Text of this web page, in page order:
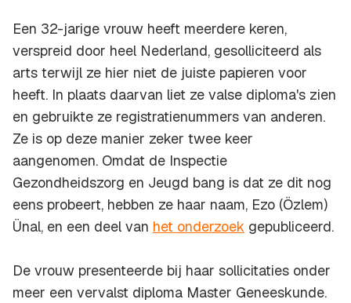
Een 32-jarige vrouw heeft meerdere keren,
verspreid door heel Nederland, gesolliciteerd als
arts terwijl ze hier niet de juiste papieren voor
heeft. In plaats daarvan liet ze valse diploma's zien
en gebruikte ze registratienummers van anderen.
Ze is op deze manier zeker twee keer
aangenomen. Omdat de Inspectie
Gezondheidszorg en Jeugd bang is dat ze dit nog
eens probeert, hebben ze haar naam, Ezo (Özlem)
Ünal, en een deel van het onderzoek gepubliceerd.
De vrouw presenteerde bij haar sollicitaties onder
meer een vervalst diploma Master Geneeskunde.